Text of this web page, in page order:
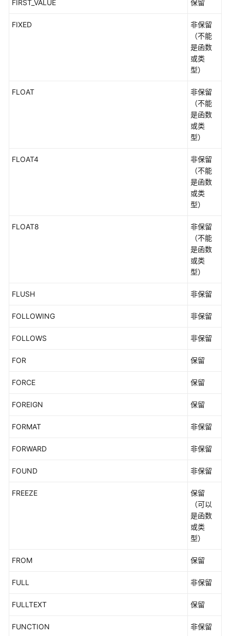
FIRST_VALUE 保留
FIXED
非保留
（不能
是函数
或类
型）
FLOAT
非保留
（不能
是函数
或类
型）
FLOAT4
非保留
（不能
是函数
或类
型）
FLOAT8
非保留
（不能
是函数
或类
型）
FLUSH 非保留
FOLLOWING 非保留
FOLLOWS 非保留
FOR 保留
FORCE 保留
FOREIGN 保留
FORMAT 非保留
FORWARD 非保留
FOUND 非保留
FREEZE
保留
（可以
是函数
或类
型）
FROM 保留
FULL 非保留
FULLTEXT 保留
FUNCTION 非保留